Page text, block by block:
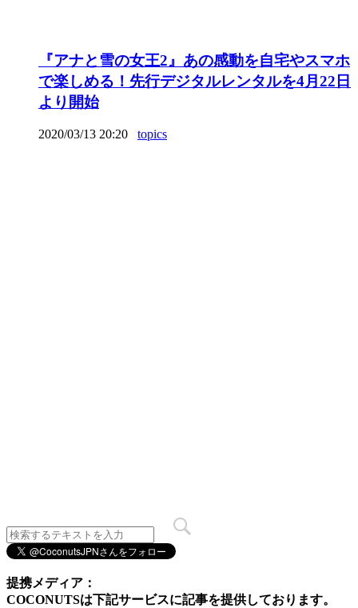
『アナと雪の女王2』あの感動を自宅やスマホ
で楽しめる！先行デジタルレンタルを4月22日
より開始
2020/03/13 20:20 topics
提携メディア：
COCONUTSは下記サービスに記事を提供しております。